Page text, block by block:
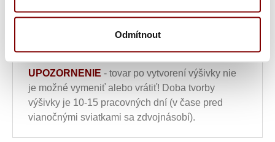
Odmítnout
UPOZORNENIE - tovar po vytvorení výšivky nie
je možné vymeniť alebo vrátiť! Doba tvorby
výšivky je 10-15 pracovných dní (v čase pred
vianočnými sviatkami sa zdvojnásobí).